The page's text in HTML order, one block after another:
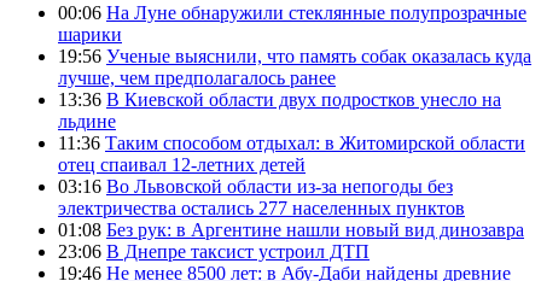
00:06 На Луне обнаружили стеклянные полупрозрачные
шарики
19:56 Ученые выяснили, что память собак оказалась куда
лучше, чем предполагалось ранее
13:36 В Киевской области двух подростков унесло на
льдине
11:36 Таким способом отдыхал: в Житомирской области
отец спаивал 12-летних детей
03:16 Во Львовской области из-за непогоды без
электричества остались 277 населенных пунктов
01:08 Без рук: в Аргентине нашли новый вид динозавра
23:06 В Днепре таксист устроил ДТП
19:46 Не менее 8500 лет: в Абу-Даби найдены древние